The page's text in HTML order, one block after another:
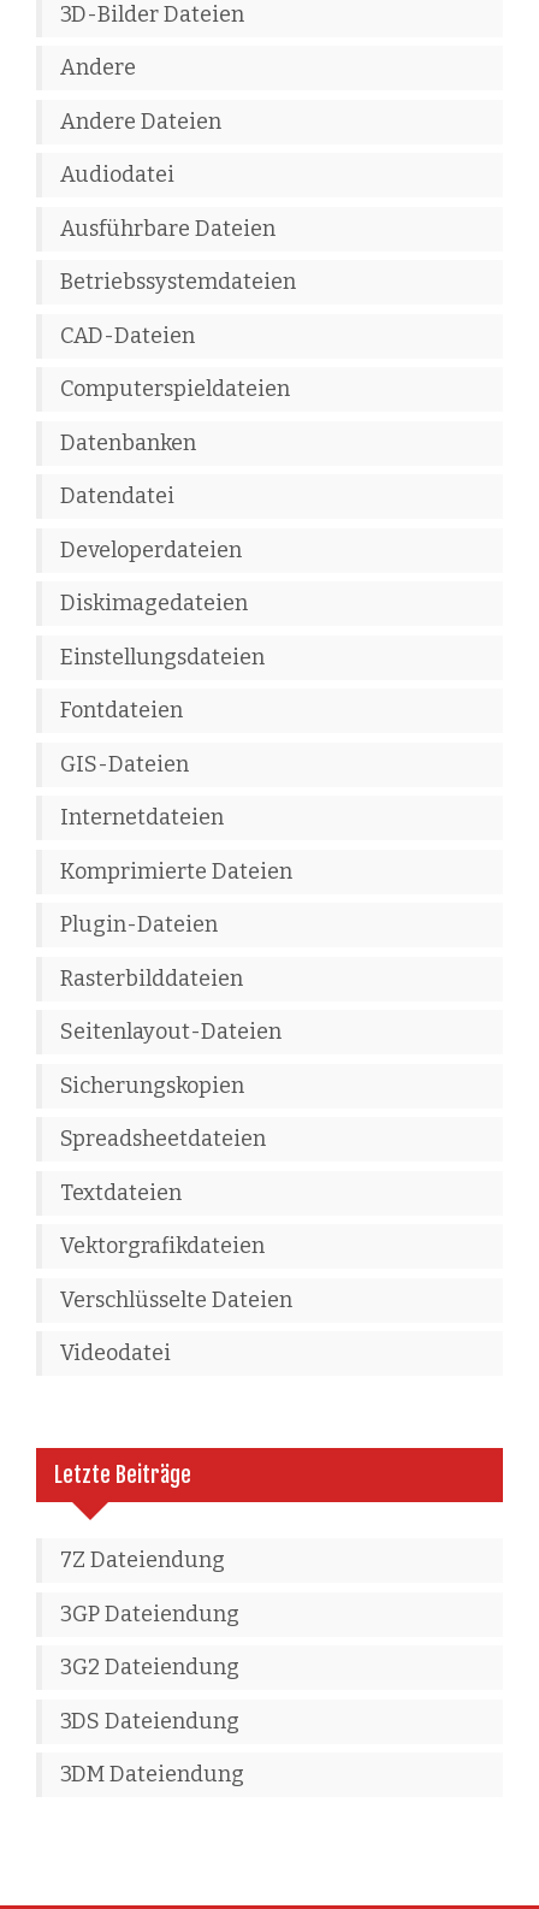
3D-Bilder Dateien
Andere
Andere Dateien
Audiodatei
Ausführbare Dateien
Betriebssystemdateien
CAD-Dateien
Computerspieldateien
Datenbanken
Datendatei
Developerdateien
Diskimagedateien
Einstellungsdateien
Fontdateien
GIS-Dateien
Internetdateien
Komprimierte Dateien
Plugin-Dateien
Rasterbilddateien
Seitenlayout-Dateien
Sicherungskopien
Spreadsheetdateien
Textdateien
Vektorgrafikdateien
Verschlüsselte Dateien
Videodatei
Letzte Beiträge
7Z Dateiendung
3GP Dateiendung
3G2 Dateiendung
3DS Dateiendung
3DM Dateiendung